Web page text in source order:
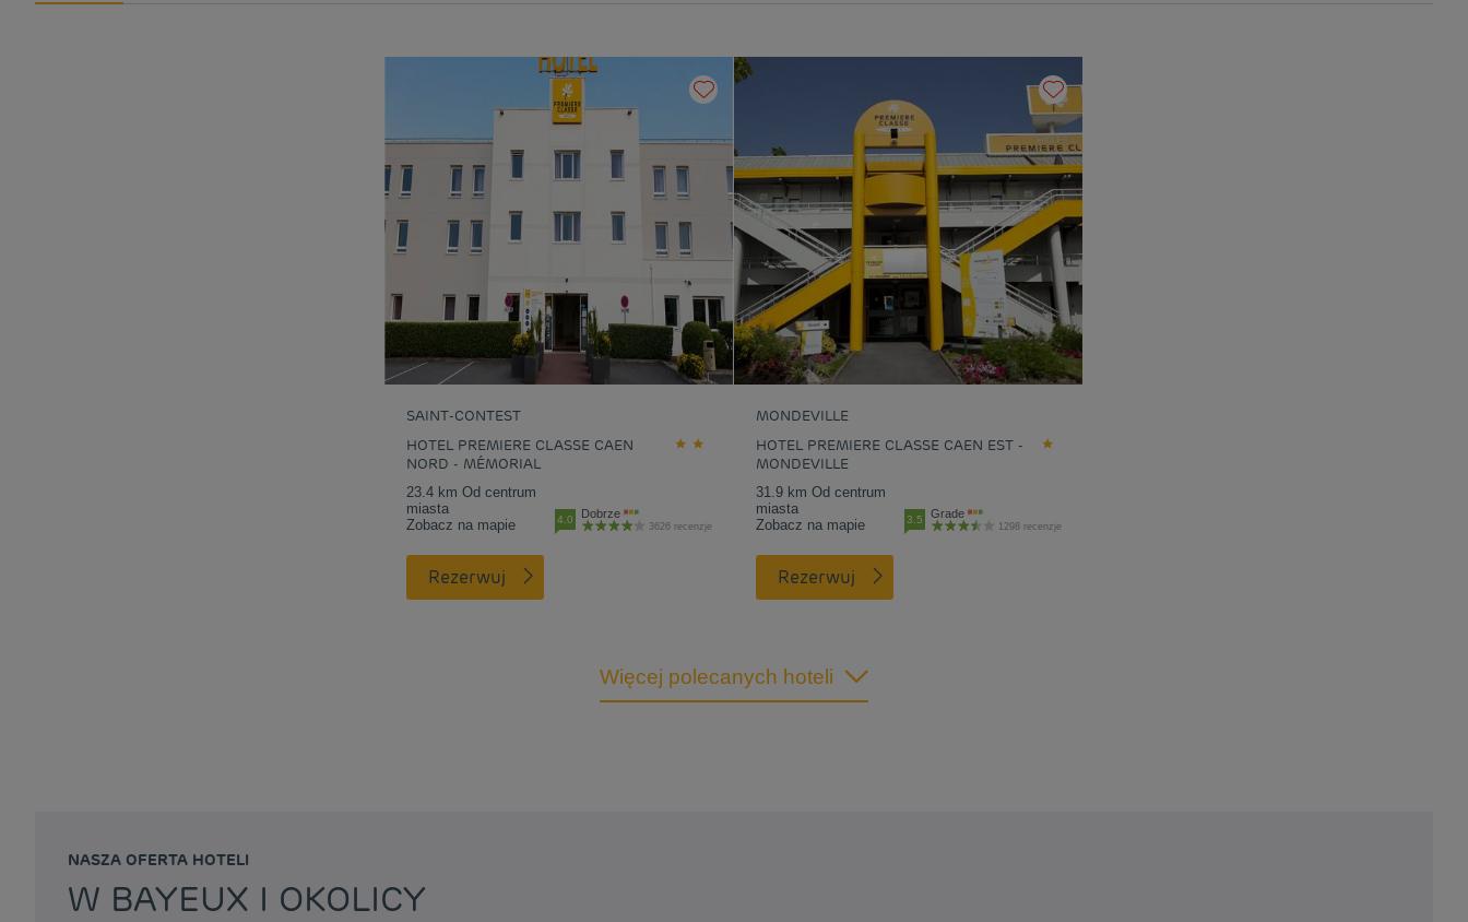
SAINT-CONTEST
HOTEL PREMIERE CLASSE CAEN
NORD - MÉMORIAL
23.4 km Od centrum
miasta
Zobacz na mapie
4.0 Dobrze
3626 recenzje
Rezerwuj
MONDEVILLE
HOTEL PREMIERE CLASSE CAEN EST -
MONDEVILLE
31.9 km Od centrum
miasta
Zobacz na mapie
3.5 Grade
1298 recenzje
Rezerwuj
Więcej polecanych hoteli
NASZA OFERTA HOTELI
W BAYEUX I OKOLICY